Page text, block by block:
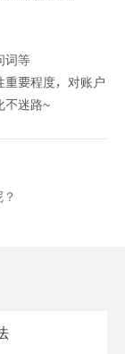
词等
重要程度，对账户
不迷路~